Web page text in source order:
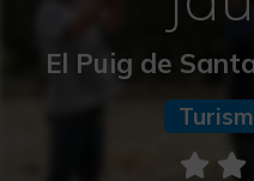
Mediterráneo
Mediterráneo
Experiencias en
El Puig de